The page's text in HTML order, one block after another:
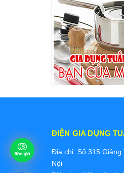
ĐIỆN GIA DỤNG
Địa chỉ: Số 315 Giảng
Nội